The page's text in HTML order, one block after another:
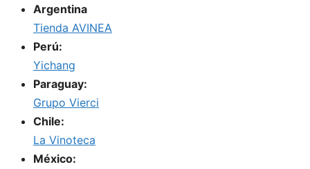
Argentina
Tienda AVINEA
Perú:
Yichang
Paraguay:
Grupo Vierci
Chile:
La Vinoteca
México: